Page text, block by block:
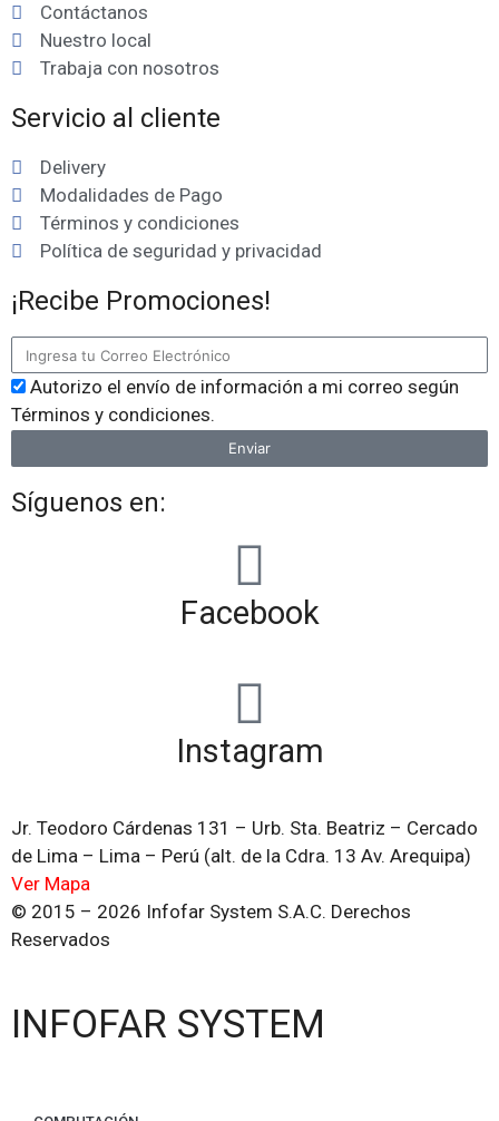
Contáctanos
Nuestro local
Trabaja con nosotros
Servicio al cliente
Delivery
Modalidades de Pago
Términos y condiciones
Política de seguridad y privacidad
¡Recibe Promociones!
Autorizo el envío de información a mi correo según
Términos y condiciones.
Enviar
Síguenos en:
Facebook
Instagram
Jr. Teodoro Cárdenas 131 – Urb. Sta. Beatriz – Cercado
de Lima – Lima – Perú (alt. de la Cdra. 13 Av. Arequipa)
Ver Mapa
© 2015 – 2026 Infofar System S.A.C. Derechos
Reservados
INFOFAR SYSTEM